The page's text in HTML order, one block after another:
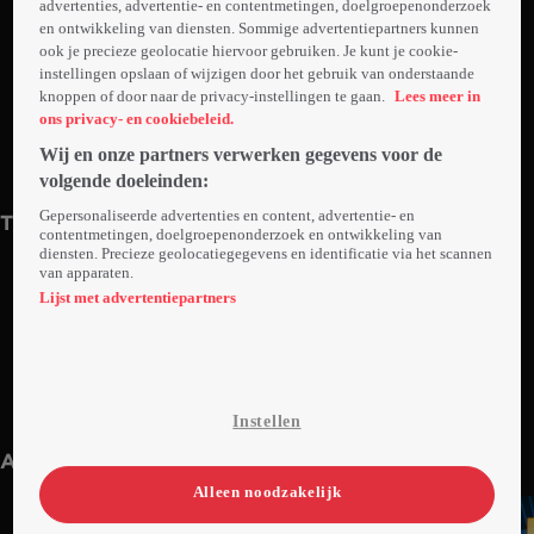
41min
Trailers
Anderen kijken ook
advertenties, advertentie- en contentmetingen, doelgroepenonderzoek
en ontwikkeling van diensten. Sommige advertentiepartners kunnen
ook je precieze geolocatie hiervoor gebruiken. Je kunt je cookie-
instellingen opslaan of wijzigen door het gebruik van onderstaande
knoppen of door naar de privacy-instellingen te gaan.
Lees meer in
ons privacy- en cookiebeleid.
Wij en onze partners verwerken gegevens voor de
volgende doeleinden:
Gepersonaliseerde advertenties en content, advertentie- en
contentmetingen, doelgroepenonderzoek en ontwikkeling van
diensten. Precieze geolocatiegegevens en identificatie via het scannen
van apparaten.
Lijst met advertentiepartners
Instellen
Alleen noodzakelijk